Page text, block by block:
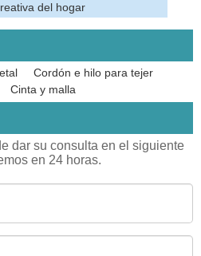
del hogar
Cordón e hilo para tejer
Cinta y malla
dar su consulta en el siguiente
en 24 horas.